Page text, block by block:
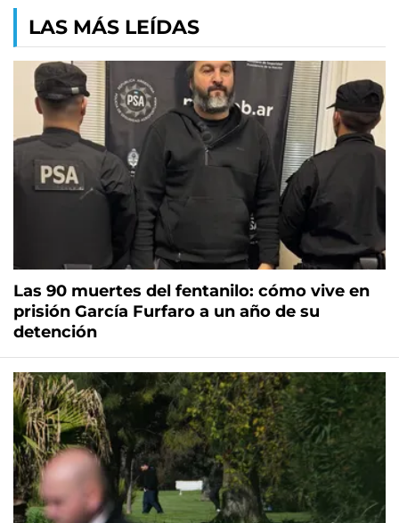
LAS MÁS LEÍDAS
Las 90 muertes del fentanilo: cómo vive en
prisión García Furfaro a un año de su
detención